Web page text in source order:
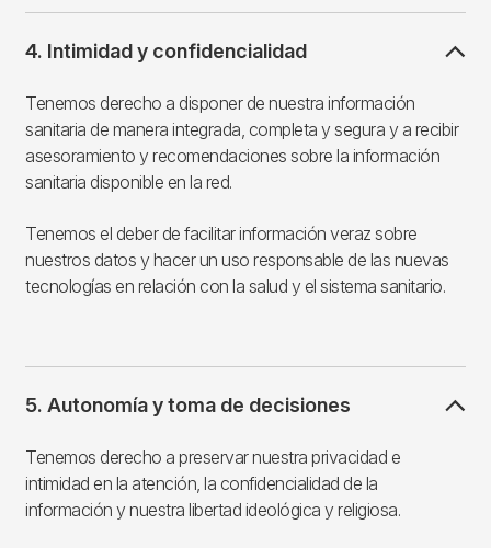
4. Intimidad y confidencialidad
Tenemos derecho a disponer de nuestra información
sanitaria de manera integrada, completa y segura y a recibir
asesoramiento y recomendaciones sobre la información
sanitaria disponible en la red.
Tenemos el deber de facilitar información veraz sobre
nuestros datos y hacer un uso responsable de las nuevas
tecnologías en relación con la salud y el sistema sanitario.
5. Autonomía y toma de decisiones
Tenemos derecho a preservar nuestra privacidad e
intimidad en la atención, la confidencialidad de la
información y nuestra libertad ideológica y religiosa.